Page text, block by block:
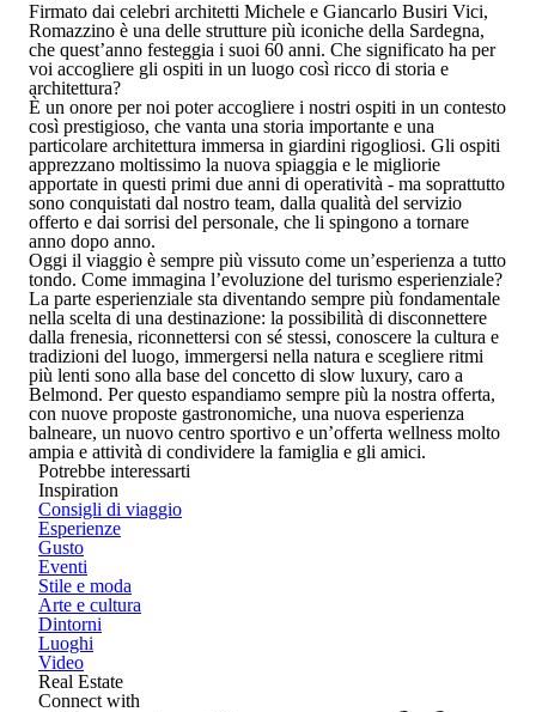
Firmato dai celebri architetti Michele e Giancarlo Busiri Vici,
Romazzino è una delle strutture più iconiche della Sardegna,
che quest’anno festeggia i suoi 60 anni. Che significato ha per
voi accogliere gli ospiti in un luogo così ricco di storia e
architettura?
È un onore per noi poter accogliere i nostri ospiti in un contesto
così prestigioso, che vanta una storia importante e una
particolare architettura immersa in giardini rigogliosi. Gli ospiti
apprezzano moltissimo la nuova spiaggia e le migliorie
apportate in questi primi due anni di operatività - ma soprattutto
sono conquistati dal nostro team, dalla qualità del servizio
offerto e dai sorrisi del personale, che li spingono a tornare
anno dopo anno.
Oggi il viaggio è sempre più vissuto come un’esperienza a tutto
tondo. Come immagina l’evoluzione del turismo esperienziale?
La parte esperienziale sta diventando sempre più fondamentale
nella scelta di una destinazione: la possibilità di disconnettere
dalla frenesia, riconnettersi con sé stessi, conoscere la cultura e
tradizioni del luogo, immergersi nella natura e scegliere ritmi
più lenti sono alla base del concetto di slow luxury, caro a
Belmond. Per questo espandiamo sempre più la nostra offerta,
con nuove proposte gastronomiche, una nuova esperienza
balneare, un nuovo centro sportivo e un’offerta wellness molto
ampia e attività di condividere la famiglia e gli amici.
Potrebbe interessarti
Inspiration
Consigli di viaggio
Esperienze
Gusto
Eventi
Stile e moda
Arte e cultura
Dintorni
Luoghi
Video
Real Estate
Connect with